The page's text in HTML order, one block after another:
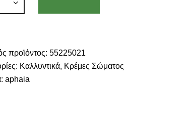
προϊόντος:55225021
Καλλυντικά, Κρέμες Σώματος
aphaia